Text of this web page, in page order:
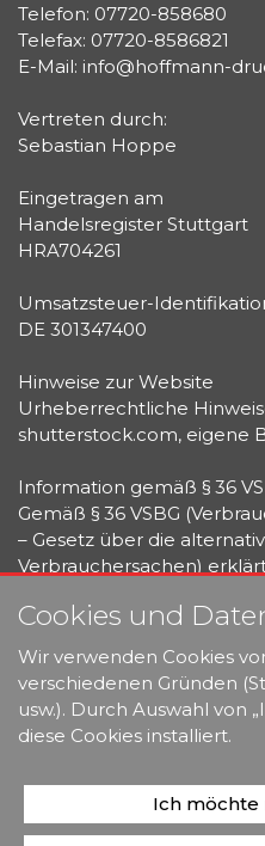
Telefon: 07720-858680
Telefax: 07720-8586821
E-Mail: info@hoffmann-
Vertreten durch:
Sebastian Hoppe
Eingetragen am
Handelsregister Stuttgart
HRA704261
Umsatzsteuer-
DE 301347400
Hinweise zur Website
Urheberrechtliche
shutterstock.com, eigene
Information gemäß § 36
Gemäß § 36 VSBG
– Gesetz über die
Verbrauchersachen)
Streitbeilegungsverfahren
Das Impressum wurde mit
Cookies und
Wir verwenden Cookies
verschiedenen Gründen
usw.). Durch Auswahl von
diese Cookies installiert.
Ich möchte